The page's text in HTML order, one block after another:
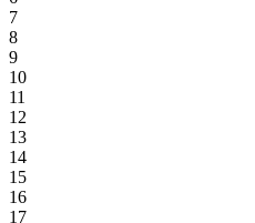
7
8
9
10
11
12
13
14
15
16
17